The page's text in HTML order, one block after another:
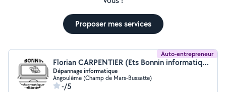
Proposer mes services
Auto-entrepreneur
Florian CARPENTIER (Ets Bonnin informatique/dépannage /médias)
Dépannage informatique
Angoulême (Champ de Mars-Bussatte)
-/5